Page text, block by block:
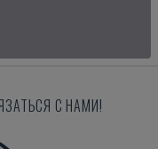
С НАМИ!